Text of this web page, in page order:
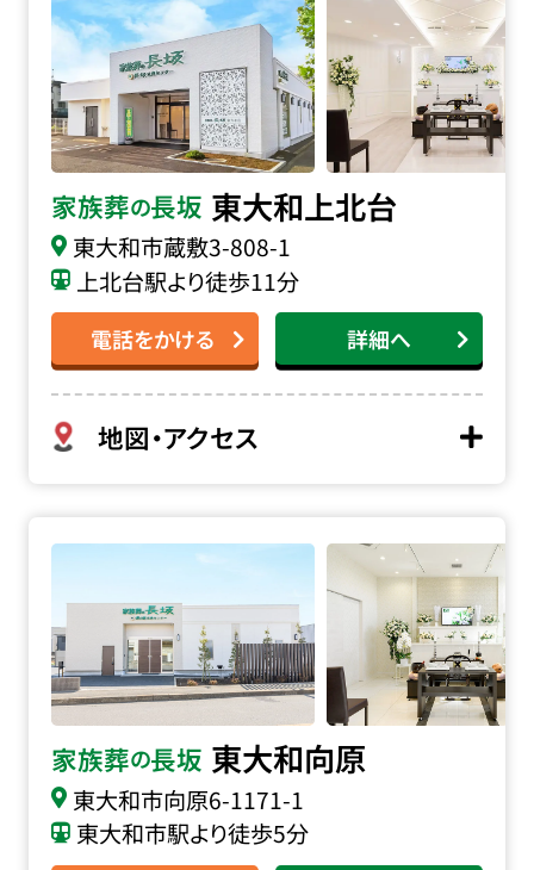
家族葬の長坂 東大和上北台
東大和市蔵敷3-808-1
上北台駅より徒歩11分
電話をかける 詳細へ
地図・アクセス
家族葬の長坂 東大和向原
東大和市向原6-1171-1
東大和市駅より徒歩5分